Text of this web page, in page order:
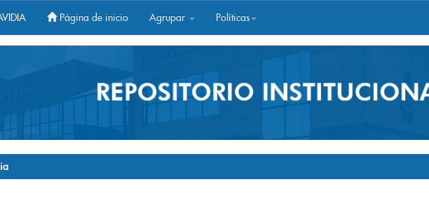
Página de inicio Agrupar Políticas